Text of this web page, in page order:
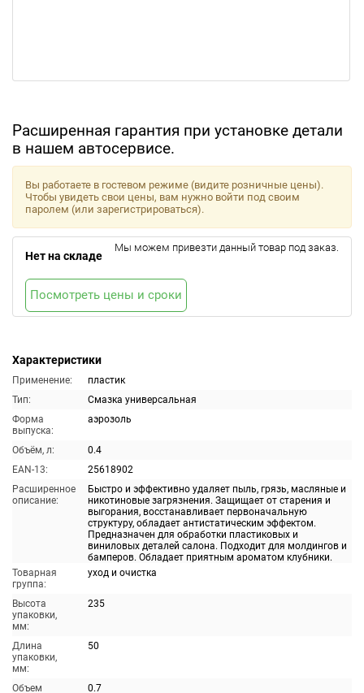
Расширенная гарантия при установке детали
в нашем автосервисе.
Характеристики
Применение:
пластик
Тип:
Смазка универсальная
Форма
выпуска:
аэрозоль
Объём, л:
0.4
EAN-13:
25618902
Расширенное
описание:
Быстро и эффективно удаляет пыль, грязь, масляные и
никотиновые загрязнения. Защищает от старения и
выгорания, восстанавливает первоначальную
структуру, обладает антистатическим эффектом.
Предназначен для обработки пластиковых и
виниловых деталей салона. Подходит для молдингов и
бамперов. Обладает приятным ароматом клубники.
Товарная
группа:
уход и очистка
Высота
упаковки,
мм:
235
Длина
упаковки,
мм:
50
Объем
0.7
Вы работаете в гостевом режиме (видите розничные цены).
Чтобы увидеть свои цены, вам нужно войти под своим
паролем (или зарегистрироваться).
Нет на складе
Мы можем привезти данный товар под заказ.
Посмотреть цены и сроки